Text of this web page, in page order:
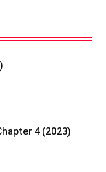
4 (2023)